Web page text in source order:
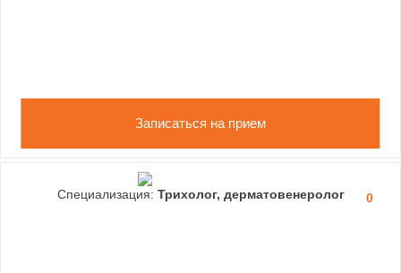
Записаться на прием
0
Специализация: Трихолог, дерматовенеролог